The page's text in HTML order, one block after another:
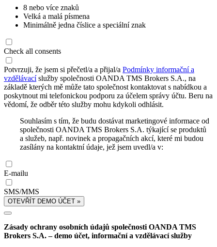
8 nebo více znaků
Velká a malá písmena
Minimálně jedna číslice a speciální znak
Check all consents
Potvrzuji, že jsem si přečetl/a a přijal/a Podmínky informační a
vzdělávacíslužby společnosti OANDA TMS Brokers S.A., na
základě kterých mě může tato společnost kontaktovat s nabídkou a
poskytnout mi telefonickou podporu za účelem správy účtu. Beru na
vědomí, že odběr této služby mohu kdykoli odhlásit.
Souhlasím s tím, že budu dostávat marketingové informace od
společnosti OANDA TMS Brokers S.A. týkající se produktů
a služeb, např. novinek a propagačních akcí, které mi budou
zasílány na kontaktní údaje, jež jsem uvedl/a v:
E-mailu
SMS/MMS
OTEVŘÍT DEMO ÚČET »
Zásady ochrany osobních údajů společnosti OANDA TMS
Brokers S.A. – demo účet, informační a vzdělávací služby